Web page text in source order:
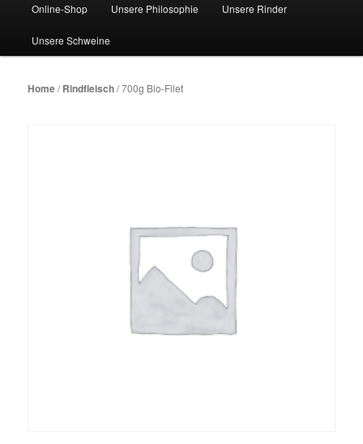
Online-Shop Unsere Philosophie Unsere Rinder
Unsere Schweine
Home/Rindfleisch/ 700g Bio-Filet